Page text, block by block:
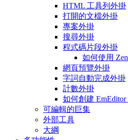
HTML 工具列外掛
打開的文檔外掛
專案外掛
搜尋外掛
程式碼片段外掛
如何使用
網頁預覽外掛
字詞自動完成外掛
計數外掛
如何創建
可編輯的巨集
外部工具
大綱